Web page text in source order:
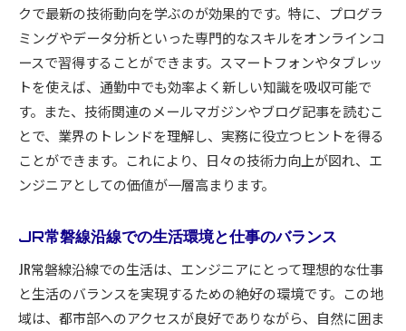
効率的な通勤ルートの選び方
通勤時間を利用した効率的な学習法
生活の質を高める通勤スタイル
日常のストレスを減らす通勤ライフ
通勤中に利用できるリモートワークのツール
常磐線が提供する交通の柔軟性
JR常磐線快速でエンジニアとして成功するための戦
長期的なキャリアプランの設計方法
常磐線沿線での働き方の選択肢
キャリアチェンジを成功させるための準備
エンジニアとしてのブランドを構築する方法
クで最新の技術動向を学ぶのが効果的です。特に、プログラ
ミングやデータ分析といった専門的なスキルをオンラインコ
ースで習得することができます。スマートフォンやタブレッ
トを使えば、通勤中でも効率よく新しい知識を吸収可能で
す。また、技術関連のメールマガジンやブログ記事を読むこ
とで、業界のトレンドを理解し、実務に役立つヒントを得る
ことができます。これにより、日々の技術力向上が図れ、エ
ンジニアとしての価値が一層高まります。
JR常磐線沿線での生活環境と仕事のバランス
JR常磐線沿線での生活は、エンジニアにとって理想的な仕事
と生活のバランスを実現するための絶好の環境です。この地
域は、都市部へのアクセスが良好でありながら、自然に囲ま